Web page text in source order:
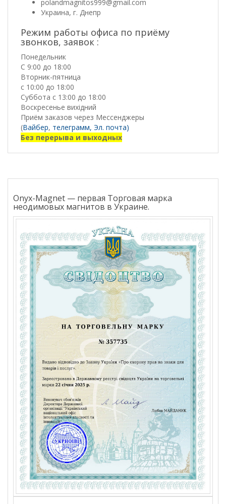
polandmagnitos999@gmail.com
Украина, г. Днепр
Режим работы офиса по приёму
звонков, заявок :
Понедельник
С 9:00 до 18:00
Вторник-пятница
с 10:00 до 18:00
Суббота с 13:00 до 18:00
Воскресенье вихідний
Приём заказов через Мессенджеры
(Вайбер, телеграмм, Эл. почта)
Без перерыва и выходных
Onyx-Magnet — первая Торговая марка
неодимовых магнитов в Украине.